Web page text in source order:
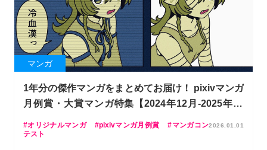
マンガ
1年分の傑作マンガをまとめてお届け！ pixivマンガ
月例賞・大賞マンガ特集【2024年12月-2025年11
オリジナルマンガ pixivマンガ月例賞
マンガコン
テスト
2026.01.01